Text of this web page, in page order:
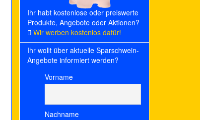
Ihr habt kostenlose oder preiswerte
Produkte, Angebote oder Aktionen?
Wir werben kostenlos dafür!
Ihr wollt über aktuelle Sparschwein-
Angebote informiert werden?
Vorname
Nachname